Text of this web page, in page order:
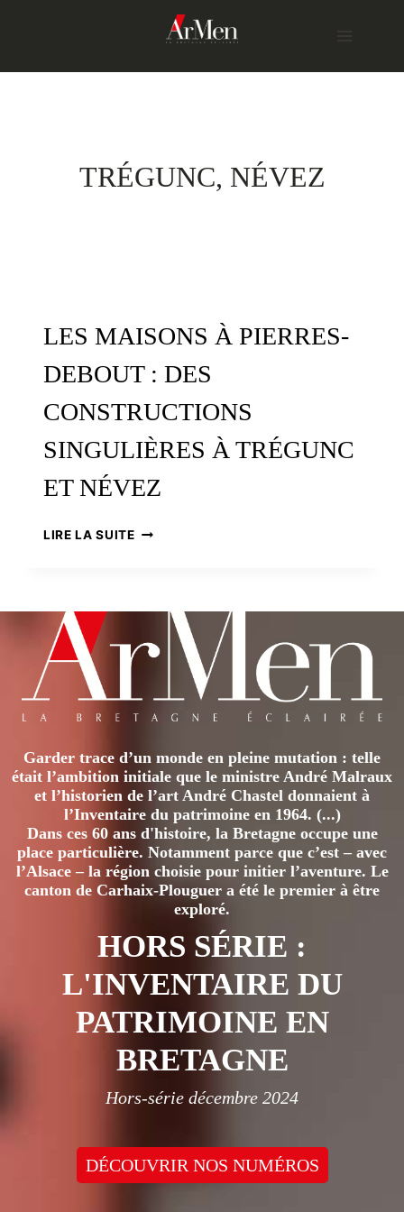
TRÉGUNC, NÉVEZ
LES MAISONS À PIERRES-
DEBOUT : DES
CONSTRUCTIONS
SINGULIÈRES À TRÉGUNC
ET NÉVEZ
LIRE LA SUITELES
DES
CONSTRUCTIONS
SINGULIÈRES
À
TRÉGUNC
NÉVEZ
Garder trace d’un monde en pleine mutation : telle
était l’ambition initiale que le ministre André Malraux
et l’historien de l’art André Chastel donnaient à
l’Inventaire du patrimoine en 1964. (...)
Dans ces 60 ans d'histoire, la Bretagne occupe une
place particulière. Notamment parce que c’est – avec
l’Alsace – la région choisie pour initier l’aventure. Le
canton de Carhaix-Plouguer a été le premier à être
exploré.
HORS SÉRIE :
L'INVENTAIRE DU
PATRIMOINE EN
BRETAGNE
Hors-série décembre 2024
DÉCOUVRIR NOS NUMÉROS